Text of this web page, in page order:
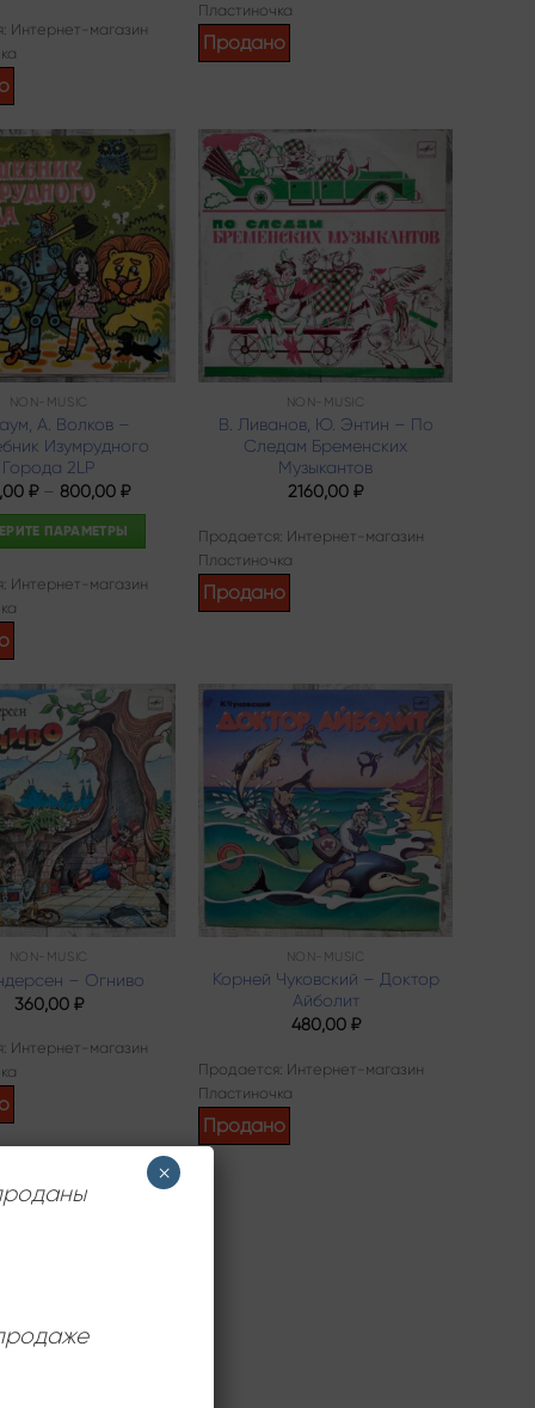
Интернет-магазин
Пластиночка
Продано
Add to
wishlist
NON-MUSIC
А. Волков –
Изумрудного
Города 2LP
₽– 800,00 ₽
ПАРАМЕТРЫ
товар
Опции
можно
выбрать
на
странице
товара.
Интернет-магазин
Add to
wishlist
NON-MUSIC
В. Ливанов, Ю. Энтин – По
Следам Бременских
Музыкантов
2160,00₽
Продается: Интернет-магазин
Пластиночка
Продано
Add to
wishlist
NON-MUSIC
– Огниво
360,00 ₽
Интернет-магазин
Add to
wishlist
NON-MUSIC
Корней Чуковский – Доктор
Айболит
480,00 ₽
Продается: Интернет-магазин
Пластиночка
Продано
×